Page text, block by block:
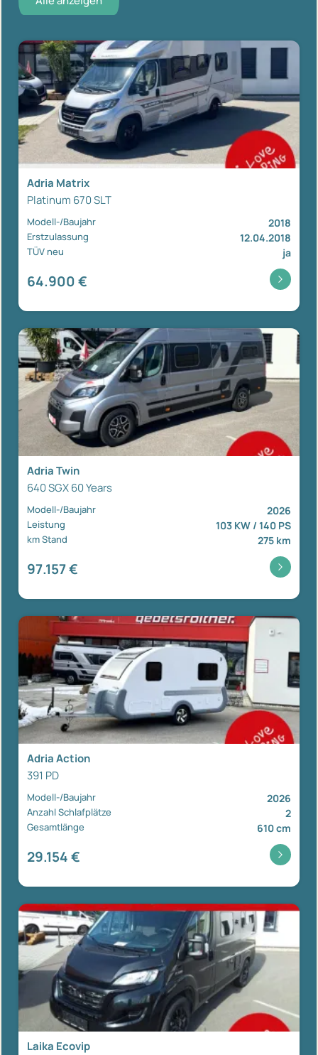
Adria Matrix
Platinum 670 SLT
Modell-/Baujahr 2018
Erstzulassung 12.04.2018
TÜV neu ja
64.900 €
Adria Twin
640 SGX 60 Years
Modell-/Baujahr 2026
Leistung 103 KW / 140 PS
km Stand 275 km
97.157 €
Adria Action
391 PD
Modell-/Baujahr 2026
Anzahl Schlafplätze 2
Gesamtlänge 610 cm
29.154 €
Laika Ecovip